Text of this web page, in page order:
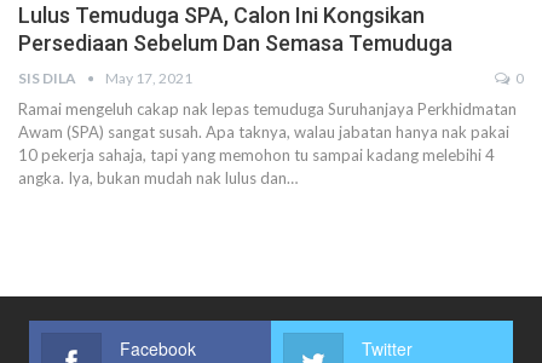
Lulus Temuduga SPA, Calon Ini Kongsikan
Persediaan Sebelum Dan Semasa Temuduga
SIS DILA May 17, 2021 0
Ramai mengeluh cakap nak lepas temuduga Suruhanjaya Perkhidmatan
Awam (SPA) sangat susah. Apa taknya, walau jabatan hanya nak pakai
10 pekerja sahaja, tapi yang memohon tu sampai kadang melebihi 4
angka. Iya, bukan mudah nak lulus dan…
Facebook Twitter